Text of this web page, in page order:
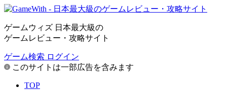
ゲームウィズ 日本最大級の
ゲームレビュー・攻略サイト
ゲーム検索 ログイン
このサイトは一部広告を含みます
TOP